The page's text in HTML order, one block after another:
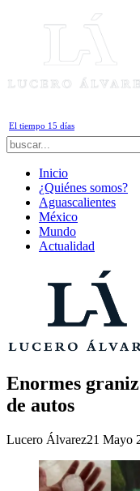
El tiempo 15 días
Inicio
¿Quiénes somos?
Aguascalientes
México
Mundo
Actualidad
Enormes
de autos
Lucero Álvarez21 Mayo